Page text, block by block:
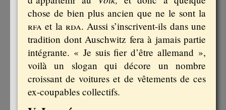
chose de bien plus ancien que ne le sont la
rfa et la rda. Aussi s’inscrivent-ils dans une
tradition dont Auschwitz fera à jamais partie
intégrante. « Je suis fier d’être allemand »,
voilà un slogan qui décore un nombre
croissant de voitures et de vêtements de ces
ex-coupables collectifs.